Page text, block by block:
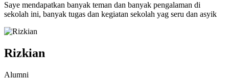
Saye mendapatkan banyak teman dan banyak pengalaman di
sekolah ini, banyak tugas dan kegiatan sekolah yag seru dan asyik
Rizkian
Alumni